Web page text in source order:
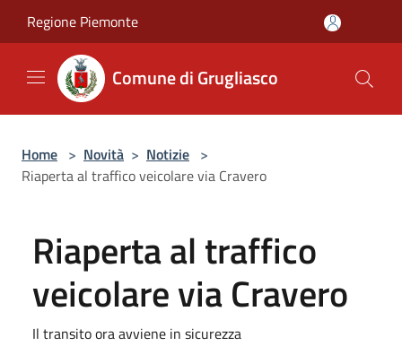
Regione Piemonte
Comune di Grugliasco
Home > Novità > Notizie >
Riaperta al traffico veicolare via Cravero
Riaperta al traffico
veicolare via Cravero
Il transito ora avviene in sicurezza